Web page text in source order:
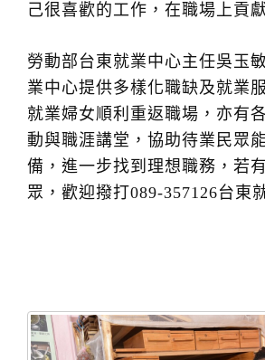
己很喜歡的工作，在職場上貢
勞動部台東就業中心主任吳玉
業中心提供多樣化職缺及就業
就業婦女順利重返職場，亦有
動與職涯講堂，協助待業民眾
備，進一步找到理想職務，若
眾，歡迎撥打089-357126台東